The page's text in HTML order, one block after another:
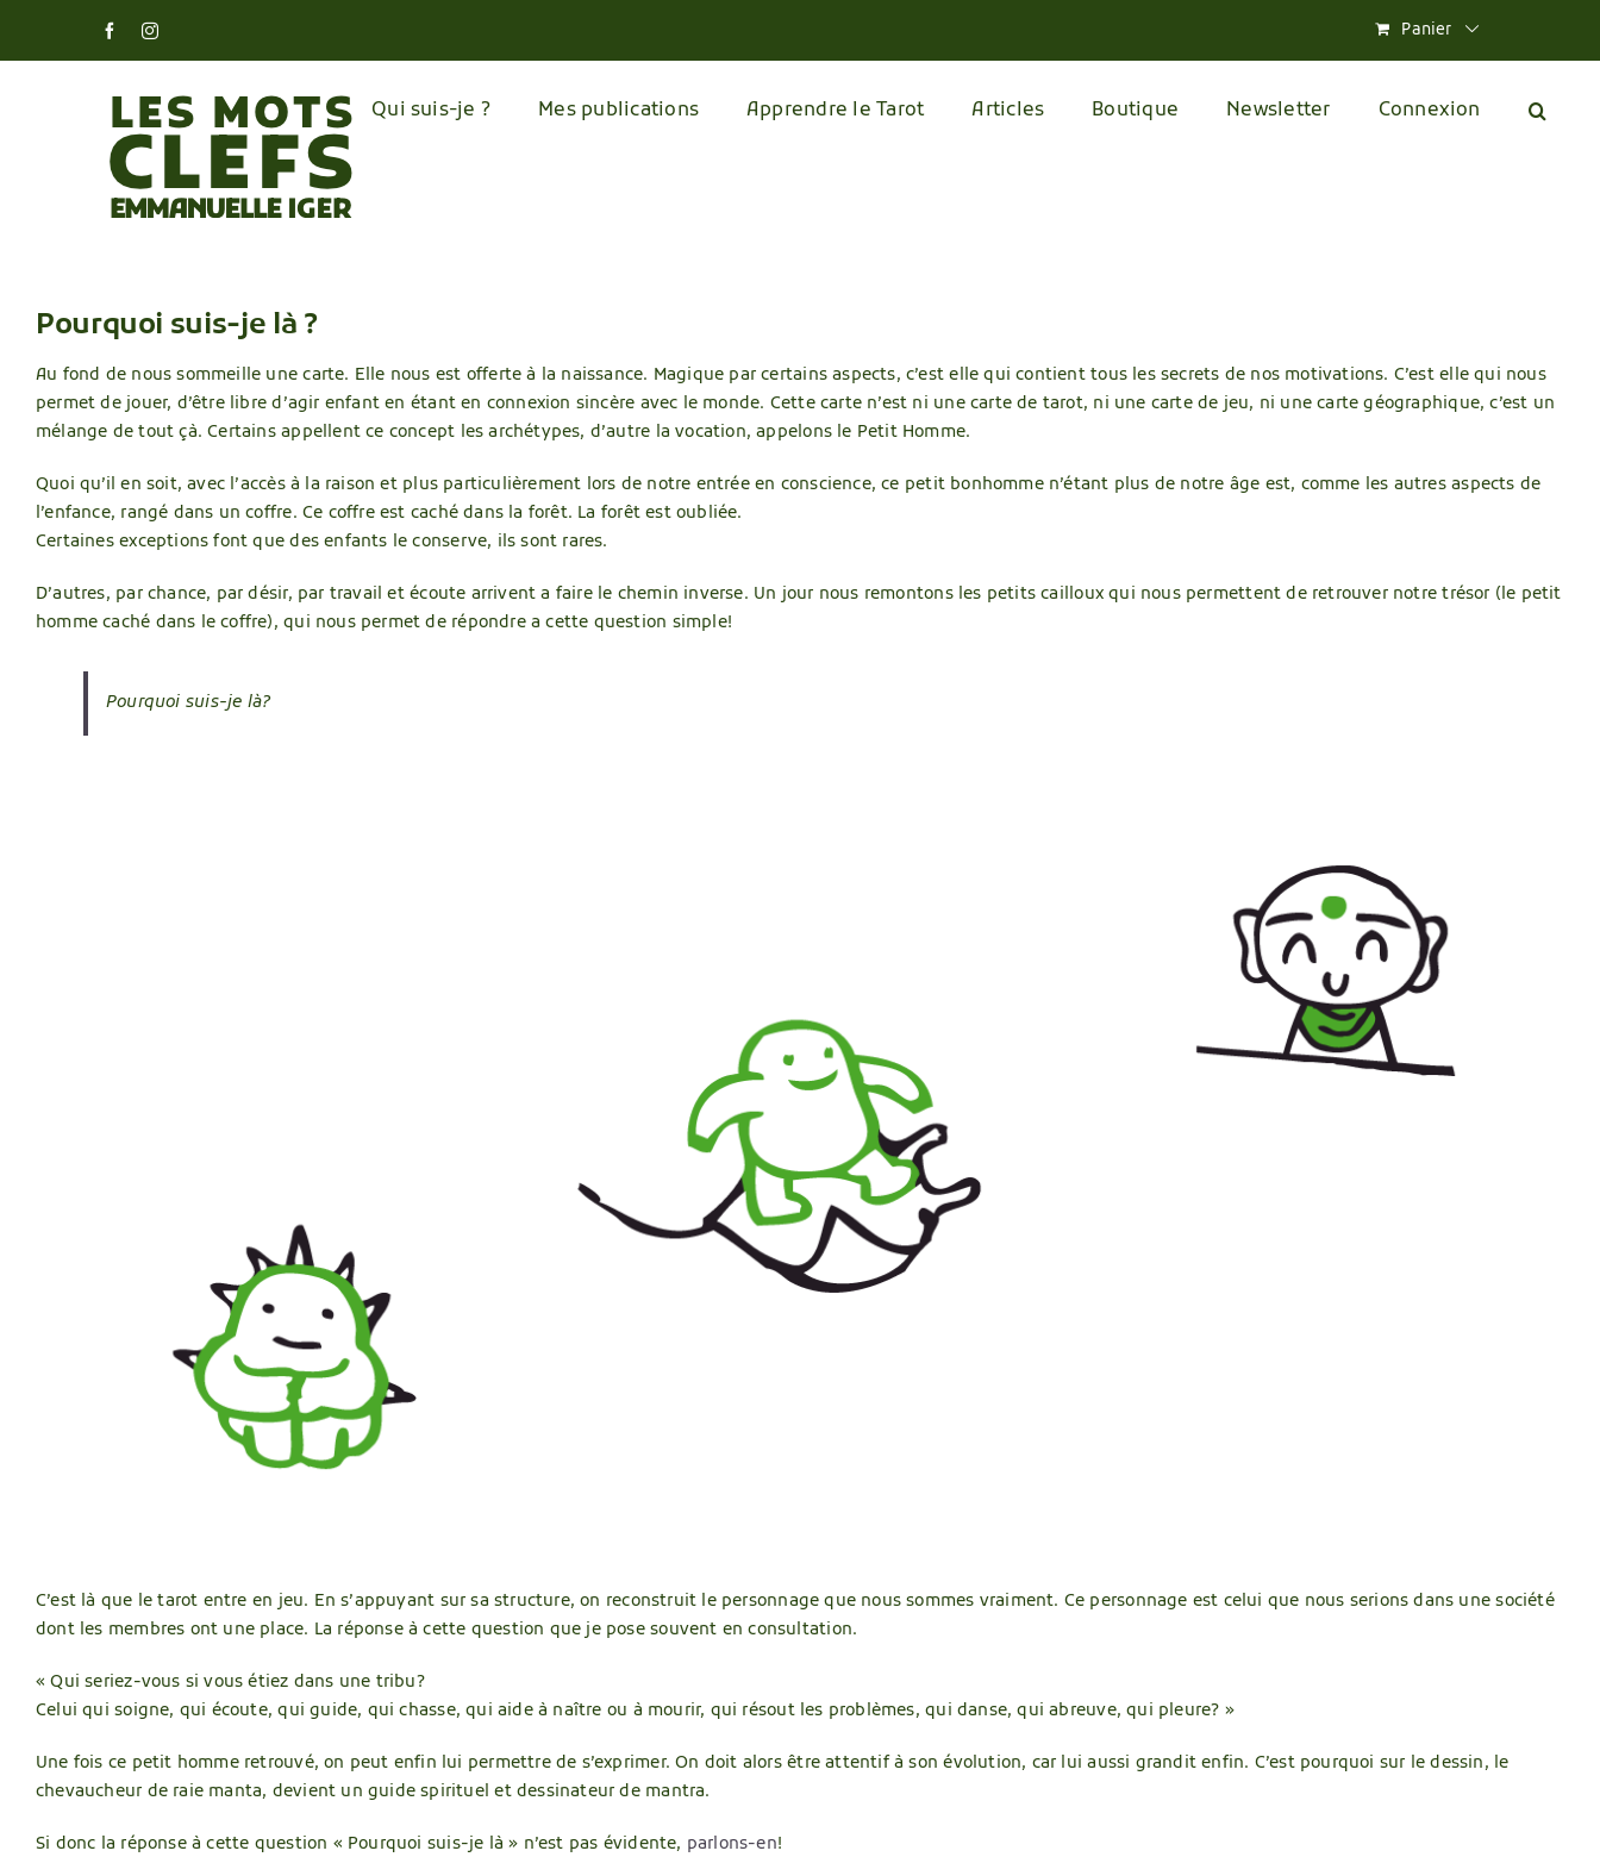
FacebookInstagram Panier
Qui suis-je ? Mes publications Apprendre le Tarot Articles Boutique Newsletter Connexion
Pourquoi suis-je là ?
Au fond de nous sommeille une carte. Elle nous est offerte à la naissance. Magique par certains aspects, c’est elle qui contient tous les secrets de nos motivations. C’est elle qui nous
permet de jouer, d’être libre d’agir enfant en étant en connexion sincère avec le monde. Cette carte n’est ni une carte de tarot, ni une carte de jeu, ni une carte géographique, c’est un
mélange de tout çà. Certains appellent ce concept les archétypes, d’autre la vocation, appelons le Petit Homme.
Quoi qu’il en soit, avec l’accès à la raison et plus particulièrement lors de notre entrée en conscience, ce petit bonhomme n’étant plus de notre âge est, comme les autres aspects de
l’enfance, rangé dans un coffre. Ce coffre est caché dans la forêt. La forêt est oubliée.
Certaines exceptions font que des enfants le conserve, ils sont rares.
D’autres, par chance, par désir, par travail et écoute arrivent a faire le chemin inverse. Un jour nous remontons les petits cailloux qui nous permettent de retrouver notre trésor (le petit
homme caché dans le coffre), qui nous permet de répondre a cette question simple!
Pourquoi suis-je là?
C’est là que le tarot entre en jeu. En s’appuyant sur sa structure, on reconstruit le personnage que nous sommes vraiment. Ce personnage est celui que nous serions dans une société
dont les membres ont une place. La réponse à cette question que je pose souvent en consultation.
« Qui seriez-vous si vous étiez dans une tribu?
Celui qui soigne, qui écoute, qui guide, qui chasse, qui aide à naître ou à mourir, qui résout les problèmes, qui danse, qui abreuve, qui pleure? »
Une fois ce petit homme retrouvé, on peut enfin lui permettre de s’exprimer. On doit alors être attentif à son évolution, car lui aussi grandit enfin. C’est pourquoi sur le dessin, le
chevaucheur de raie manta, devient un guide spirituel et dessinateur de mantra.
Si donc la réponse à cette question « Pourquoi suis-je là » n’est pas évidente, parlons-en!